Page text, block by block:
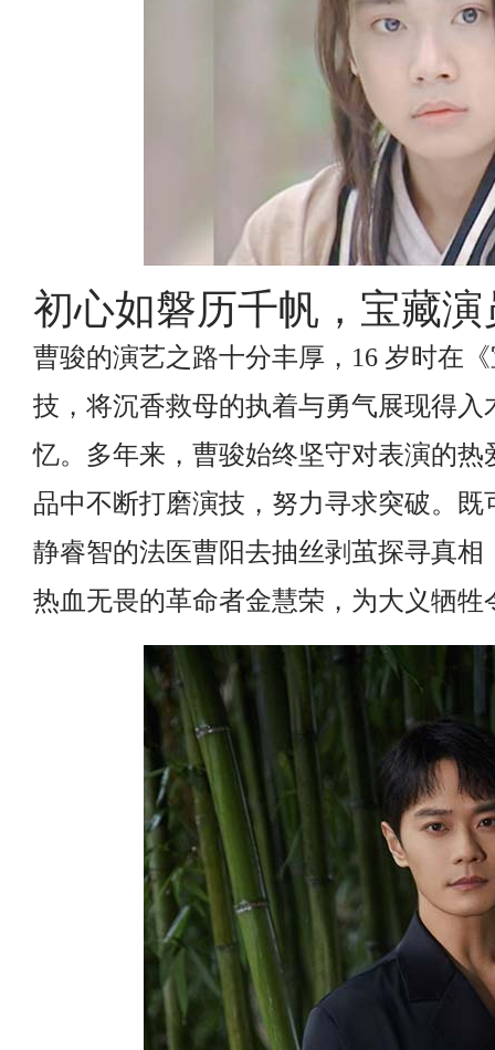
初心如磐历千帆，宝藏
曹骏的演艺之路十分丰厚，16 岁时在
技，将沉香救母的执着与勇气展现得
忆。多年来，曹骏始终坚守对表演的
品中不断打磨演技，努力寻求突破。
静睿智的法医曹阳去抽丝剥茧探寻真
热血无畏的革命者金慧荣，为大义牺牲